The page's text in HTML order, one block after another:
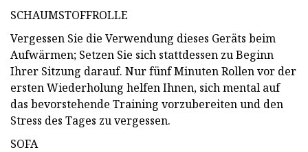
SCHAUMSTOFFROLLE
Vergessen Sie die Verwendung dieses Geräts beim
Aufwärmen; Setzen Sie sich stattdessen zu Beginn
Ihrer Sitzung darauf. Nur fünf Minuten Rollen vor der
ersten Wiederholung helfen Ihnen, sich mental auf
das bevorstehende Training vorzubereiten und den
Stress des Tages zu vergessen.
SOFA